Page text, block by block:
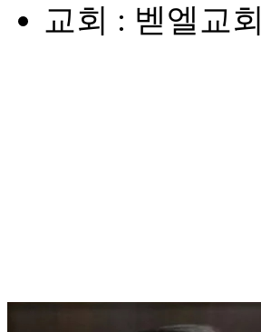
교회 : 벧엘교회